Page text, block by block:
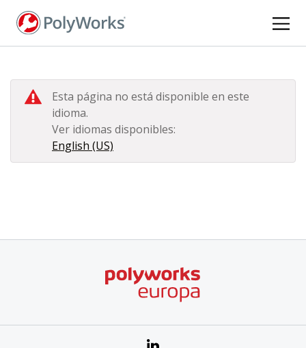
Pasar
Esta página no está disponible en este
idioma.
Ver idiomas disponibles:
English (US)